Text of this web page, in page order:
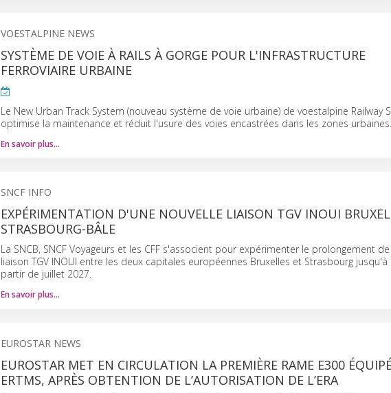
VOESTALPINE NEWS
SYSTÈME DE VOIE À RAILS À GORGE POUR L'INFRASTRUCTURE
FERROVIAIRE URBAINE
Le New Urban Track System (nouveau système de voie urbaine) de voestalpine Railway
optimise la maintenance et réduit l'usure des voies encastrées dans les zones urbaines.
En savoir plus…
SNCF INFO
EXPÉRIMENTATION D'UNE NOUVELLE LIAISON TGV INOUI
STRASBOURG-BÂLE
La SNCB, SNCF Voyageurs et les CFF s'associent pour expérimenter le prolongement
liaison TGV INOUI entre les deux capitales européennes Bruxelles et Strasbourg jusqu'à
partir de juillet 2027.
En savoir plus…
EUROSTAR NEWS
EUROSTAR MET EN CIRCULATION LA PREMIÈRE RAME E300
ERTMS, APRÈS OBTENTION DE L’AUTORISATION DE L’ERA